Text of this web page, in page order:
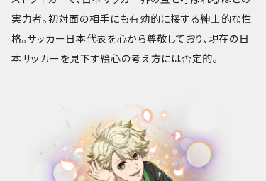
実力者。初対面の相手にも有効的に接する紳士的な性
格。サッカー日本代表を心から尊敬しており、現在の日
本サッカーを見下す絵心の考え方には否定的。